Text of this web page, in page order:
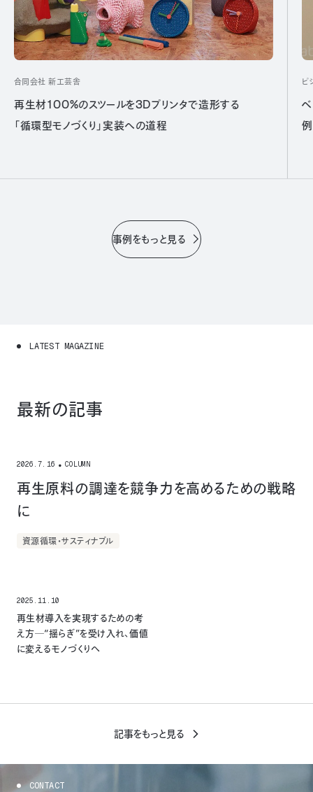
合同会社 新工芸舎
再生材100%のスツールを3Dプリンタで造形する
「循環型モノづくり」実装への道程
ピ
事例をもっと見る
LATEST MAGAZINE
最新の記事
2026.7.16 COLUMN
再生原料の調達を競争力を高めるための戦略
に
資源循環・サスティナブル
再生材導入を実現するための考
え方─“揺らぎ”を受け入れ、価値
に変えるモノづくりへ
2025.11.10
記事をもっと見る
CONTACT